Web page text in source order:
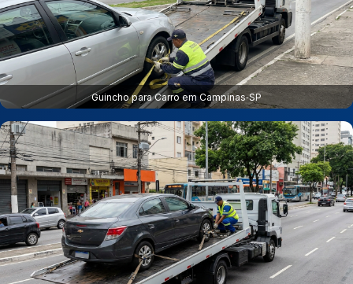
Guincho para Carro em Campinas‑SP